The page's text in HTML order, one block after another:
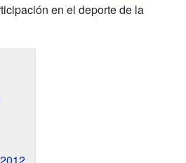
en el deporte de la